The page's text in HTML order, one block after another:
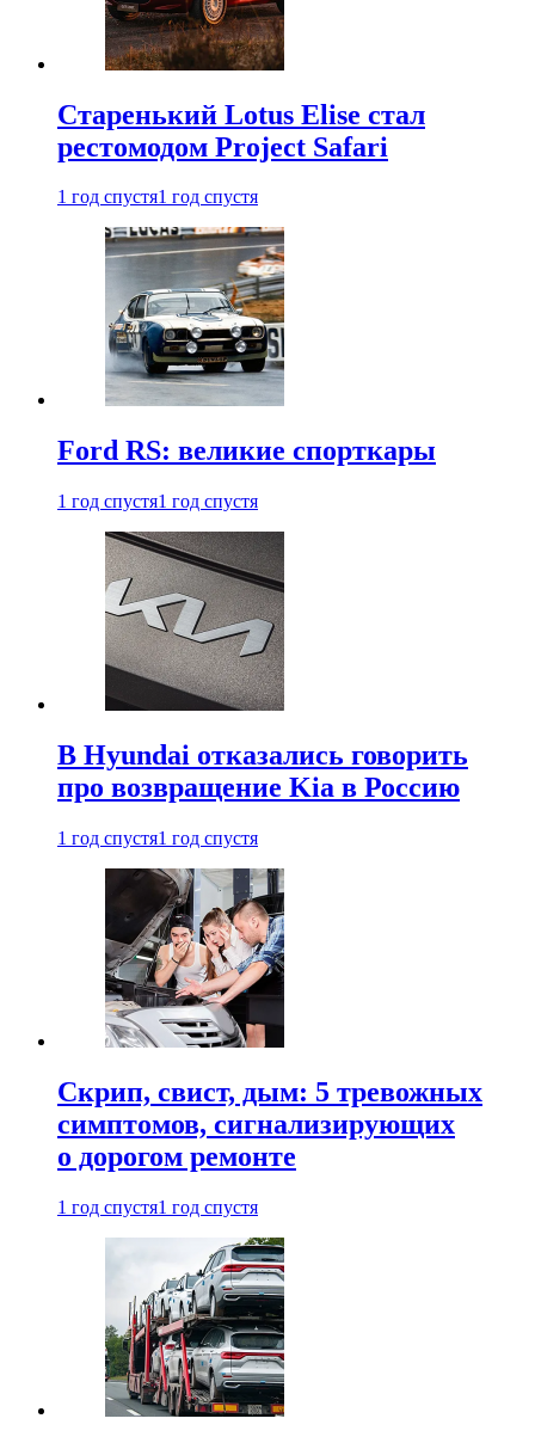
Старенький Lotus Elise стал
рестомодом Project Safari
1 год спустя1 год спустя
Ford RS: великие спорткары
1 год спустя1 год спустя
В Hyundai отказались говорить
про возвращение Kia в Россию
1 год спустя1 год спустя
Скрип, свист, дым: 5 тревожных
симптомов, сигнализирующих
о дорогом ремонте
1 год спустя1 год спустя